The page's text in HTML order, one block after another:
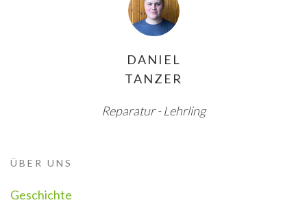
DANIEL
TANZER
Reparatur - Lehrling
ÜBER UNS
Geschichte